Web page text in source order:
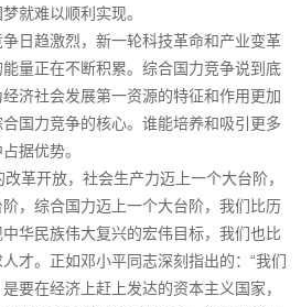
就难以顺利实现。
趋激烈，新一轮科技革命和产业变革
量正在不断积累。综合国力竞争说到底
济社会发展第一资源的特征和作用更加
国力竞争的核心。谁能培养和吸引更多
据优势。
开放，社会生产力迈上一个大台阶，
，综合国力迈上一个大台阶，我们比历
华民族伟大复兴的宏伟目标，我们也比
才。正如邓小平同志深刻指出的：“我们
要在经济上赶上发达的资本主义国家，